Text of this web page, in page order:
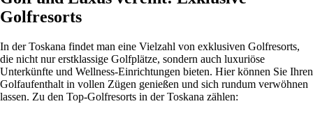
Golfresorts
In der Toskana findet man eine Vielzahl von exklusiven Golfresorts,
die nicht nur erstklassige Golfplätze, sondern auch luxuriöse
Unterkünfte und Wellness-Einrichtungen bieten. Hier können Sie Ihren
Golfaufenthalt in vollen Zügen genießen und sich rundum verwöhnen
lassen. Zu den Top-Golfresorts in der Toskana zählen: